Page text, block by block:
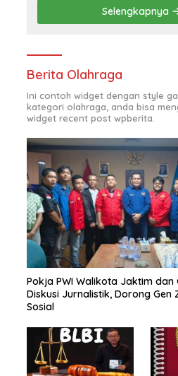
Selengkapnya
Berita Olahraga
Ini contoh widget dengan style
kategori olahraga, anda bisa
widget recent post wpberita.
Pokja PWI Walikota Jaktim dan
Diskusi Jurnalistik, Dorong Gen
Sosial